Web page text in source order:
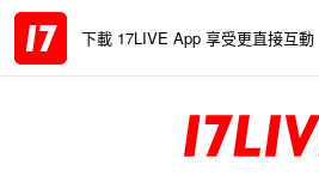
下載 17LIVE App 享受更直接互動